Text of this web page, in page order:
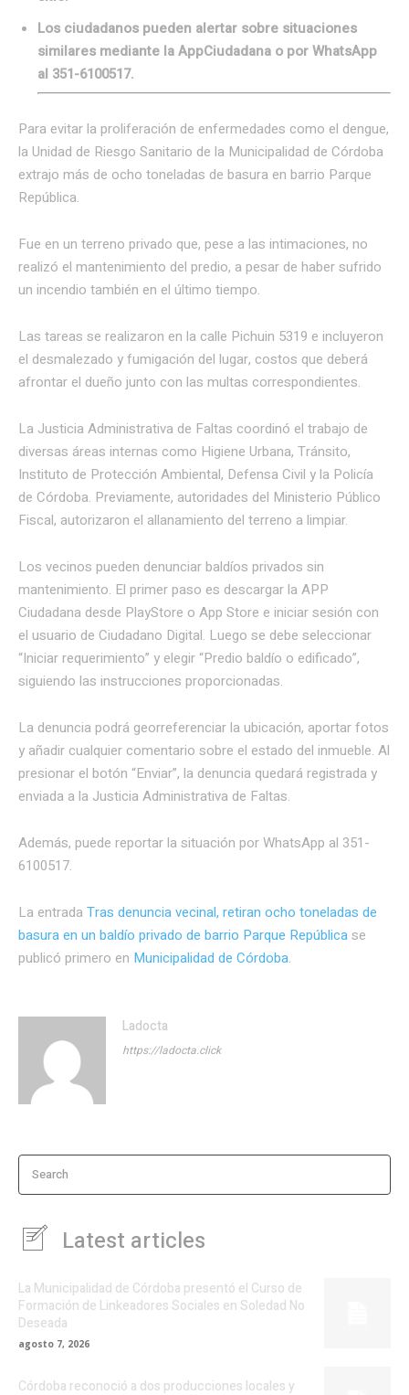
Los ciudadanos pueden alertar sobre situaciones
similares mediante la AppCiudadana o por WhatsApp
al 351-6100517.
Para evitar la proliferación de enfermedades como el dengue,
la Unidad de Riesgo Sanitario de la Municipalidad de Córdoba
extrajo más de ocho toneladas de basura en barrio Parque
República.
Fue en un terreno privado que, pese a las intimaciones, no
realizó el mantenimiento del predio, a pesar de haber sufrido
un incendio también en el último tiempo.
Las tareas se realizaron en la calle Pichuin 5319 e incluyeron
el desmalezado y fumigación del lugar, costos que deberá
afrontar el dueño junto con las multas correspondientes.
La Justicia Administrativa de Faltas coordinó el trabajo de
diversas áreas internas como Higiene Urbana, Tránsito,
Instituto de Protección Ambiental, Defensa Civil y la Policía
de Córdoba. Previamente, autoridades del Ministerio Público
Fiscal, autorizaron el allanamiento del terreno a limpiar.
Los vecinos pueden denunciar baldíos privados sin
mantenimiento. El primer paso es descargar la APP
Ciudadana desde PlayStore o App Store e iniciar sesión con
el usuario de Ciudadano Digital. Luego se debe seleccionar
“Iniciar requerimiento” y elegir “Predio baldío o edificado”,
siguiendo las instrucciones proporcionadas.
La denuncia podrá georreferenciar la ubicación, aportar fotos
y añadir cualquier comentario sobre el estado del inmueble. Al
presionar el botón “Enviar”, la denuncia quedará registrada y
enviada a la Justicia Administrativa de Faltas.
Además, puede reportar la situación por WhatsApp al 351-
6100517.
La entrada Tras denuncia vecinal, retiran ocho toneladas de
basura en un baldío privado de barrio Parque Repúblicase
publicó primero en Municipalidad de Córdoba.
Ladocta
https://ladocta.click
Search
Latest articles
La Municipalidad de Córdoba presentó el Curso de
Formación de Linkeadores Sociales en Soledad No
Deseada
agosto 7, 2026
Córdoba reconoció a dos producciones locales y